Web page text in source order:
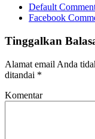
Default
Facebook
Tinggalkan
Alamat email Anda
ditandai *
Komentar